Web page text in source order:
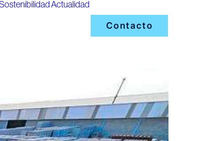
Actualidad
Contacto